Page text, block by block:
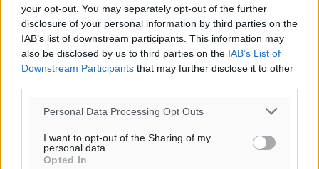
your opt-out. You may separately opt-out of the further
disclosure of your personal information by third parties on the
IAB’s list of downstream participants. This information may
also be disclosed by us to third parties on the IAB’s List of
Downstream Participants that may further disclose it to other
Personal Data Processing Opt Outs
I want to opt-out of the Sharing of my
personal data.
Opted In
Για την μερική αναπαραγωγή της είδησης από άλλες
ιστοσελίδες είναι απαραίτητη η χρήση του παρακάτω
παρεχόμενου συνδέσμου παραπομπής προς το άρθρο
της Δημοκρατικής.
o καιρός τώρα: